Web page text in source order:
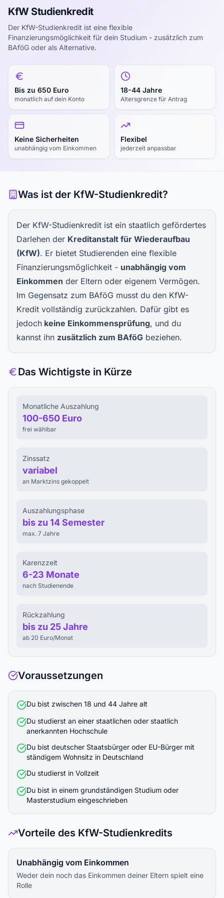
KfW Studienkredit
Der KfW-Studienkredit ist eine flexible
Finanzierungsmöglichkeit für dein Studium - zusätzlich zum
BAföG oder als Alternative.
Bis zu 650 Euro
monatlich auf dein Konto
18-44 Jahre
Altersgrenze für Antrag
Keine Sicherheiten
unabhängig vom Einkommen
Flexibel
jederzeit anpassbar
Was ist der KfW-Studienkredit?
Der KfW-Studienkredit ist ein staatlich gefördertes
Darlehen der Kreditanstalt für Wiederaufbau
(KfW). Er bietet Studierenden eine flexible
Finanzierungsmöglichkeit - unabhängig vom
Einkommen der Eltern oder eigenem Vermögen.
Im Gegensatz zum BAföG musst du den KfW-
Kredit vollständig zurückzahlen. Dafür gibt es
jedoch keine Einkommensprüfung, und du
kannst ihn zusätzlich zum BAföG beziehen.
Das Wichtigste in Kürze
Monatliche Auszahlung
100-650 Euro
frei wählbar
Zinssatz
variabel
an Marktzins gekoppelt
Auszahlungsphase
bis zu 14 Semester
max. 7 Jahre
Karenzzeit
6-23 Monate
nach Studienende
Rückzahlung
bis zu 25 Jahre
ab 20 Euro/Monat
Voraussetzungen
Du bist zwischen 18 und 44 Jahre alt
Du studierst an einer staatlichen oder staatlich
anerkannten Hochschule
Du bist deutscher Staatsbürger oder EU-Bürger mit
ständigem Wohnsitz in Deutschland
Du studierst in Vollzeit
Du bist in einem grundständigen Studium oder
Masterstudium eingeschrieben
Vorteile des KfW-Studienkredits
Unabhängig vom Einkommen
Weder dein noch das Einkommen deiner Eltern spielt eine
Rolle